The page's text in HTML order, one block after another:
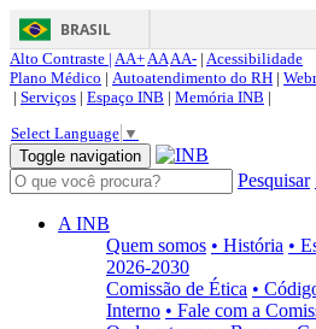
BRASIL
Alto Contraste | AA+AAAA- | Acessibilidade
Plano Médico | Autoatendimento do RH |
| Serviços | Espaço INB | Memória INB |
Select Language ▼
Toggle navigation
Pesquisar
A INB
Quem somos • História •
2026-2030
Comissão de Ética •
Interno • Fale com a